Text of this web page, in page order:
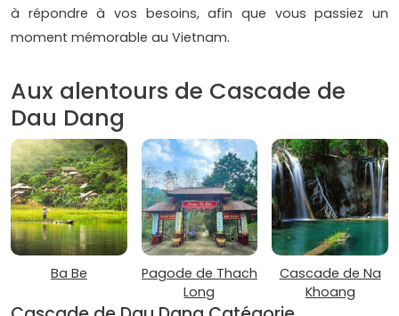
à répondre à vos besoins, afin que vous passiez un
moment mémorable au Vietnam.
Aux alentours de Cascade de
Dau Dang
Ba Be
Pagode de Thach
Long
Cascade de Na
Khoang